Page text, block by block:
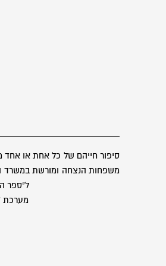
סיפור חייהם של כל אחת או
משפחות הנצחה ומורשת במשרד
ל"ספר
מערכת